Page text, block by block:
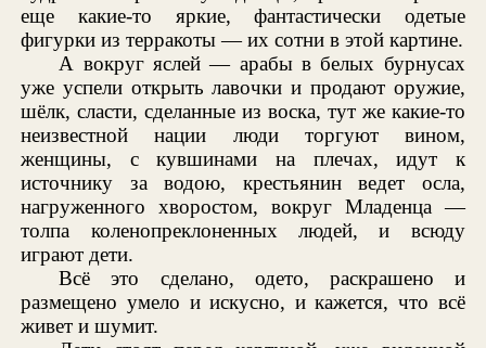
еще какие-то яркие, фантастически одетые
фигурки из терракоты — их сотни в этой картине.
А вокруг яслей — арабы в белых бурнусах
уже успели открыть лавочки и продают оружие,
шёлк, сласти, сделанные из воска, тут же какие-то
неизвестной нации люди торгуют вином,
женщины, с кувшинами на плечах, идут к
источнику за водою, крестьянин ведет осла,
нагруженного хворостом, вокруг Младенца —
толпа коленопреклоненных людей, и всюду
играют дети.
Всё это сделано, одето, раскрашено и
размещено умело и искусно, и кажется, что всё
живет и шумит.